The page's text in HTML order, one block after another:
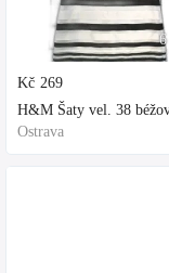
Kč 269
H&M Šaty vel. 38
Ostrava